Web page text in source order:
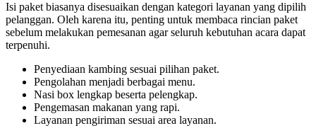
Isi paket biasanya disesuaikan dengan kategori layanan yang dipilih
pelanggan. Oleh karena itu, penting untuk membaca rincian paket
sebelum melakukan pemesanan agar seluruh kebutuhan acara dapat
terpenuhi.
Penyediaan kambing sesuai pilihan paket.
Pengolahan menjadi berbagai menu.
Nasi box lengkap beserta pelengkap.
Pengemasan makanan yang rapi.
Layanan pengiriman sesuai area layanan.